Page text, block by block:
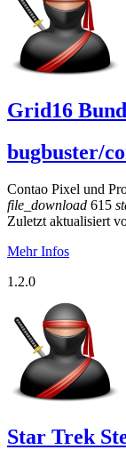
Grid16
bugbuster/
Contao Pixel und
file_download 615
Zuletzt aktualisiert
Mehr Infos
1.2.0
Star Trek